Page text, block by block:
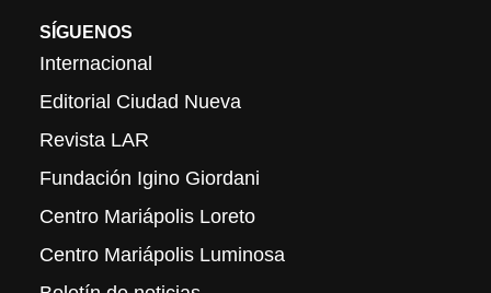
SÍGUENOS
Internacional
Editorial Ciudad Nueva
Revista LAR
Fundación Igino Giordani
Centro Mariápolis Loreto
Centro Mariápolis Luminosa